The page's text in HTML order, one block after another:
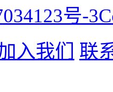
号-3
入我们 联